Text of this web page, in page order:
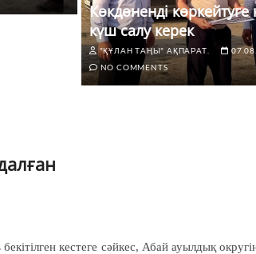
Көкдөненді көркейтуге
күш салу керек
"ҚҰЛАН ТАҢЫ" АҚПАРАТ.
NO COMMENTS
кес­­теге сәйкес, Абай ауылдық